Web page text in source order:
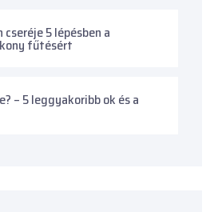
5 lépésben a
fűtésért
– 5 leggyakoribb ok és a